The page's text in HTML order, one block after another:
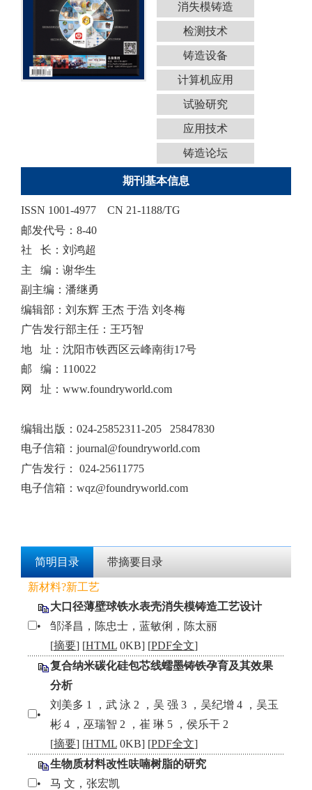
消失模铸造
检测技术
铸造设备
计算机应用
试验研究
应用技术
铸造论坛
期刊基本信息
ISSN 1001-4977 CN 21-1188/TG
邮发代号：8-40
社 长：刘鸿超
主 编：谢华生
副主编：潘继勇
编辑部：刘东辉 王杰 于浩 刘冬梅
广告发行部主任：王巧智
地 址：沈阳市铁西区云峰南街17号
邮 编：110022
网 址：www.foundryworld.com
编辑出版 ： 024-25852311-205 25847830
电子信箱： journal@foundryworld.com
广告发行：
024-25611775
电子信箱： wqz@foundryworld.com
简明目录 带摘要目录
新材料?新工艺
大口径薄壁球铁水表壳消失模铸造工艺设计
•
邹泽昌，陈忠士，蓝敏俐，陈太丽
[摘要] [HTML 0KB] [PDF全文]
复合纳米碳化硅包芯线蠕墨铸铁孕育及其效果
分析
•
刘美多 1 ，武 泳 2 ，吴 强 3 ，吴纪增 4 ，吴玉
彬 4 ，巫瑞智 2 ，崔 琳 5 ，侯乐干 2
[摘要] [HTML 0KB] [PDF全文]
生物质材料改性呋喃树脂的研究
•
马 文，张宏凯